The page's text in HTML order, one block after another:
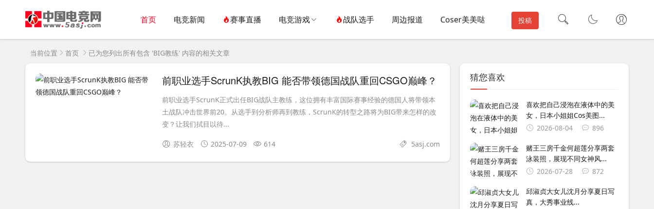
首页 电竞新闻 赛事直播 电竞游戏 战队选手 周边报道 Coser美美哒 投稿
当前位置 首页 已为您列出所有包含 'BIG教练' 内容的相关文章
前职业选手ScrunK执教BIG 能否带领德国战队重回CSGO巅峰？
前职业选手ScrunK正式出任BIG战队主教练，这位拥有丰富国际赛事经验的德国人将带领本
土战队冲击世界前20。从选手到分析师再到教练，ScrunK的转型之路将为BIG带来怎样的改
变？让我们拭目以待...
苏轻衣 2025-07-09 614 5asj.com
猜您喜欢
喜欢把自己浸泡在液体中的美
女，日本小姐姐Cos美图...
2026-08-04
896
赌王三房千金何超莲分享两套
泳装照，展现不同女神风...
2026-07-28
872
邱淑贞大女儿沈月分享夏日写
真，大秀事业线...